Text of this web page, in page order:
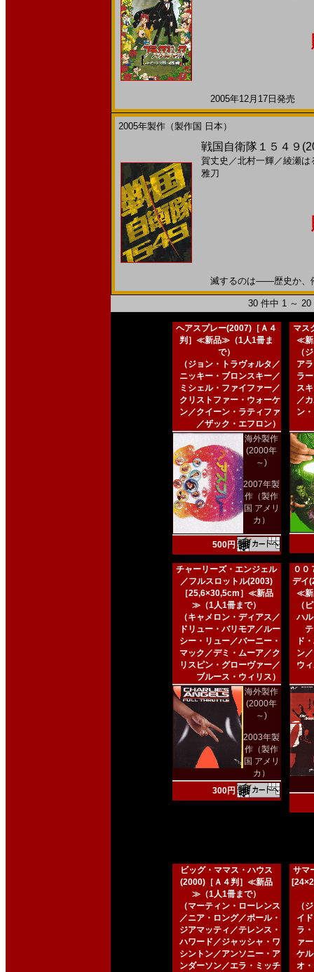
2005年12月17日発売
2005年製作（製作国 日本）
戦国自衛隊１５４９
賀丈史 ／北村一輝／綾瀬は
雅刀
滅するのは――歴史か、
30 件中 1 ～
ヘアスプレー(2007)［Ａ４
判］≪新品≫（1人1冊ま
で）
（ジョン・トラヴォルタ／
ニッキー・ブロンスキー／
ミシェル・ファイファー／
クリストファー・ウォーケ
ン／クイーン・ラティファ
／ザック・エフロン）
海外製作
(2000年
～)
2007年製
作（製作
国 アメリ
カ）
500円
マス
≪新
（
ア
ラ
ス
／
ン
チャーリーズ・エンジェル
／フルスロットル(2003)
［25,6×30,5cm］≪新品
≫（1人1冊まで）
（キャメロン・ディアス／
ドリュー・バリモア／ルー
シー・リュー／バーニー・
マック／デミ・ムーア／ク
リスピン・グローヴァー／
ブルース・ウィリス）
海外製作
(2000年
～)
2003年製
作（製作
国 アメリ
カ）
300円
００
デイ
≪新
（
ハ
ド
ン
ウ
ビッグ・ママス・ハウス
(2000)［Ａ４判］≪新品
≫（1人1冊まで）
（マーティン・ローレンス
／ニア・ロング／ポール・
ジアマッティ／テレンス・
ハワード／ジャッシャ・ワ
シントン／アンソニー・ア
ンダーソン／エラ・ミッチ
サマ
（
イ
ラ
ァ
ケ
オ